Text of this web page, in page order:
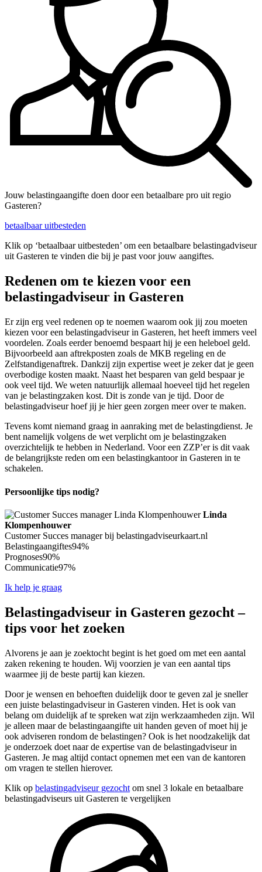
Jouw belastingaangifte doen door een betaalbare pro uit regio
Gasteren?
betaalbaar uitbesteden
Klik op ‘betaalbaar uitbesteden’ om een betaalbare belastingadviseur
uit Gasteren te vinden die bij je past voor jouw aangiftes.
Redenen om te kiezen voor een
belastingadviseur in Gasteren
Er zijn erg veel redenen op te noemen waarom ook jij zou moeten
kiezen voor een belastingadviseur in Gasteren, het heeft immers veel
voordelen. Zoals eerder benoemd bespaart hij je een heleboel geld.
Bijvoorbeeld aan aftrekposten zoals de MKB regeling en de
Zelfstandigenaftrek. Dankzij zijn expertise weet je zeker dat je geen
overbodige kosten maakt. Naast het besparen van geld bespaar je
ook veel tijd. We weten natuurlijk allemaal hoeveel tijd het regelen
van je belastingzaken kost. Dit is zonde van je tijd. Door de
belastingadviseur hoef jij je hier geen zorgen meer over te maken.
Tevens komt niemand graag in aanraking met de belastingdienst. Je
bent namelijk volgens de wet verplicht om je belastingzaken
overzichtelijk te hebben in Nederland. Voor een ZZP’er is dit vaak
de belangrijkste reden om een belastingkantoor in Gasteren in te
schakelen.
Persoonlijke tips nodig?
Linda
Klompenhouwer
Customer Succes manager bij belastingadviseurkaart.nl
Belastingaangiftes94%
Prognoses90%
Communicatie97%
Ik help je graag
Belastingadviseur in Gasteren gezocht –
tips voor het zoeken
Alvorens je aan je zoektocht begint is het goed om met een aantal
zaken rekening te houden. Wij voorzien je van een aantal tips
waarmee jij de beste partij kan kiezen.
Door je wensen en behoeften duidelijk door te geven zal je sneller
een juiste belastingadviseur in Gasteren vinden. Het is ook van
belang om duidelijk af te spreken wat zijn werkzaamheden zijn. Wil
je alleen maar de belastingaangifte uit handen geven of moet hij je
ook adviseren rondom de belastingen? Ook is het noodzakelijk dat
je onderzoek doet naar de expertise van de belastingadviseur in
Gasteren. Je mag altijd contact opnemen met een van de kantoren
om vragen te stellen hierover.
Klik op belastingadviseur gezocht om snel 3 lokale en betaalbare
belastingadviseurs uit Gasteren te vergelijken